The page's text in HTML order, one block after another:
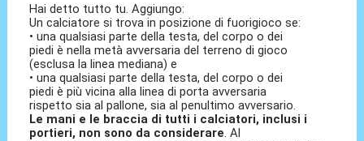
Hai detto tutto tu. Aggiungo:
Un calciatore si trova in posizione di fuorigioco se:
• una qualsiasi parte della testa, del corpo o dei
piedi è nella metà avversaria del terreno di gioco
(esclusa la linea mediana) e
• una qualsiasi parte della testa, del corpo o dei
piedi è più vicina alla linea di porta avversaria
rispetto sia al pallone, sia al penultimo avversario.
Le mani e le braccia di tutti i calciatori, inclusi i
portieri, non sono da considerare . Al